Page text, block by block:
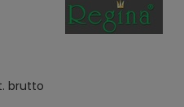
brutto